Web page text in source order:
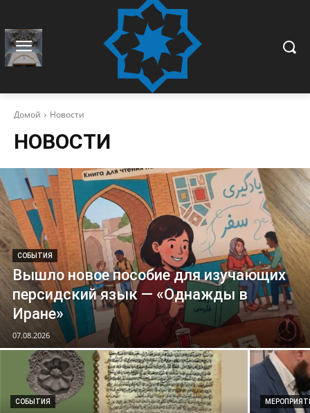
Домой Новости
НОВОСТИ
СОБЫТИЯ
Вышло новое пособие для изучающих
персидский язык — «Однажды в
Иране»
07.08.2026
СОБЫТИЯ